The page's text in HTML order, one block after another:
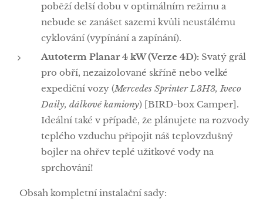
poběží delší dobu v optimálním režimu a
nebude se zanášet sazemi kvůli neustálému
cyklování (vypínání a zapínání).
Autoterm Planar 4 kW (Verze 4D): Svatý grál
pro obří, nezaizolované skříně nebo velké
expediční vozy (Mercedes Sprinter L3H3, Iveco
Daily, dálkové kamiony) [BIRD-box Camper].
Ideální také v případě, že plánujete na rozvody
teplého vzduchu připojit náš teplovzdušný
bojler na ohřev teplé užitkové vody na
sprchování!
📦 Obsah kompletní instalační sady: